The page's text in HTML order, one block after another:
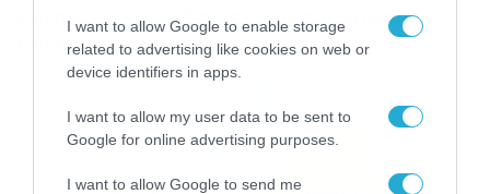
I want to allow Google to enable storage
related to advertising like cookies on web or
device identifiers in apps.
I want to allow my user data to be sent to
Google for online advertising purposes.
I want to allow Google to send me
Καιρός 6-8: Ανεβαίνει η θερμοκρασία,
40άρια το Σαββατοκύριακο… (vid)